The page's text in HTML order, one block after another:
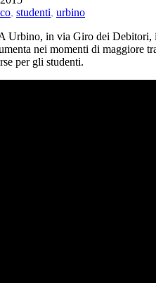
, studenti, urbino
Urbino, in via Giro dei
nei momenti di maggiore
per gli studenti.